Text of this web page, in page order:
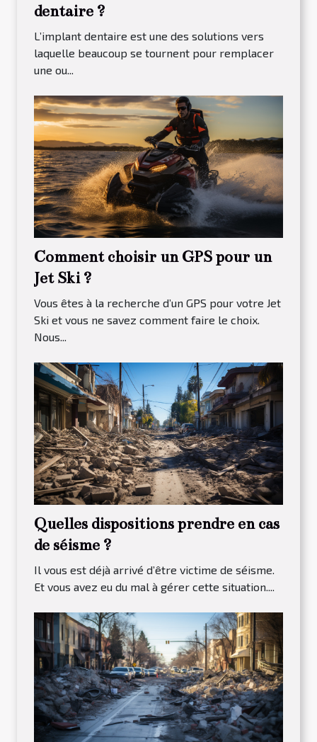
dentaire ?
L’implant dentaire est une des solutions vers
laquelle beaucoup se tournent pour remplacer
une ou...
Comment choisir un GPS pour un
Jet Ski ?
Vous êtes à la recherche d’un GPS pour votre Jet
Ski et vous ne savez comment faire le choix.
Nous...
Quelles dispositions prendre en cas
de séisme ?
Il vous est déjà arrivé d’être victime de séisme.
Et vous avez eu du mal à gérer cette situation....